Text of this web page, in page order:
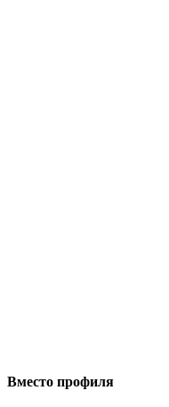
Вместо профиля